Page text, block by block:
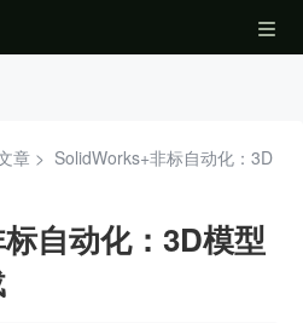
章 > SolidWorks+非标自动化：3D
自动化：3D模型